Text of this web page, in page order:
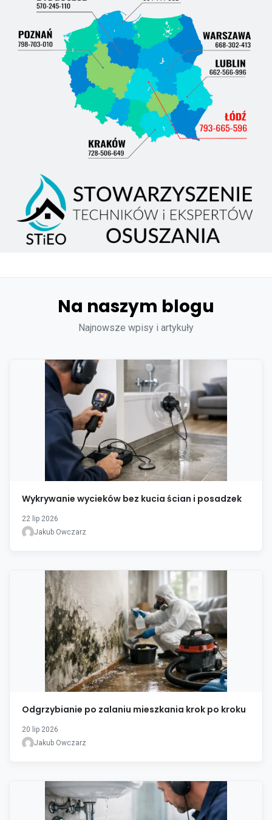
Na naszym blogu
Najnowsze wpisy i artykuły
Wykrywanie wycieków bez kucia ścian i posadzek
22 lip 2026
Jakub Owczarz
Odgrzybianie po zalaniu mieszkania krok po kroku
20 lip 2026
Jakub Owczarz